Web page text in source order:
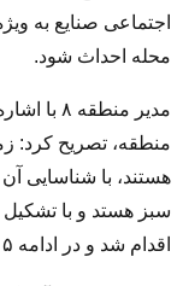
اجتماعی صنایع به
محله احداث شود.
مدیر
منطقه، تصریح کرد:
هستند، با شناسایی
سبز هستد و با تشکیل
اقدام شد و در ادامه ۵ پارک محله ای در سطحه منطقه ایجاد شد.